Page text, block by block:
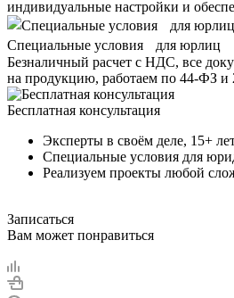
индивидуальные настройки и
Специальные условия для юрлиц
Безналичный расчет с НДС, все
на продукцию, работаем по 44-ФЗ и
Бесплатная консультация
Эксперты в своём деле, 15+
Специальные условия для
Реализуем проекты любой
Записаться
Вам может понравиться